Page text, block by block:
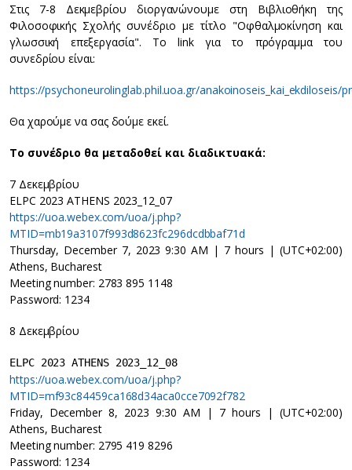
Στις 7-8 Δεκμεβρίου διοργανώνουμε στη Βιβλιοθήκη της
Φιλοσοφικής Σχολής συνέδριο με τίτλο "Οφθαλμοκίνηση και
γλωσσική επεξεργασία". Το link για το πρόγραμμα του
συνεδρίου είναι:
https://psychoneurolinglab.phil.uoa.gr/anakoinoseis_kai_ekdiloseis/
Θα χαρούμε να σας δούμε εκεί.
Το συνέδριο θα μεταδοθεί και διαδικτυακά:
7 Δεκεμβρίου
ELPC 2023 ATHENS 2023_12_07
https://uoa.webex.com/uoa/j.php?
MTID=mb19a3107f993d8623fc296dcdbbaf71d
Thursday, December 7, 2023 9:30 AM | 7 hours | (UTC+02:00)
Athens, Bucharest
Meeting number: 2783 895 1148
Password: 1234
8 Δεκεμβρίου
ELPC 2023 ATHENS 2023_12_08
https://uoa.webex.com/uoa/j.php?
MTID=mf93c84459ca168d34aca0cce7092f782
Friday, December 8, 2023 9:30 AM | 7 hours | (UTC+02:00)
Athens, Bucharest
Meeting number: 2795 419 8296
Password: 1234